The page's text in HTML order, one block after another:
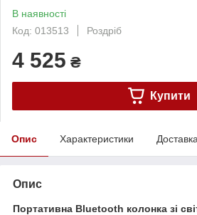
В наявності
Код: 013513
Роздріб
4 525 ₴
Купити
Опис Характеристики Доставка
Опис
Портативна Bluetooth колонка зі